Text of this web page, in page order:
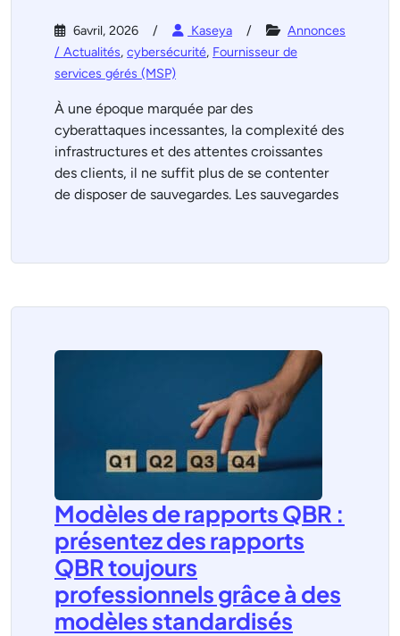
6avril, 2026 Kaseya
Annonces
/ Actualités, cybersécurité, Fournisseur de
services gérés (MSP)
À une époque marquée par des
cyberattaques incessantes, la complexité des
infrastructures et des attentes croissantes
des clients, il ne suffit plus de se contenter
de disposer de sauvegardes. Les sauvegardes
Modèles de rapports QBR :
présentez des rapports
QBR toujours
professionnels grâce à des
modèles standardisés